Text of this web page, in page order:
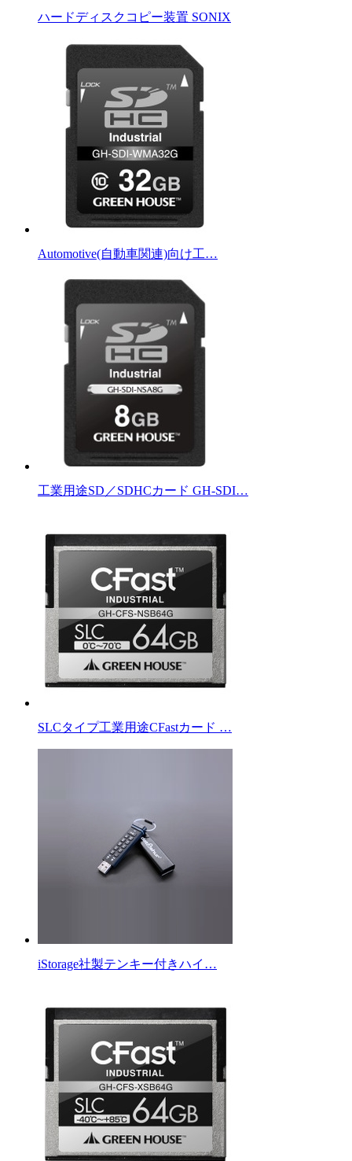
ハードディスクコピー装置 SONIX
Automotive(自動車関連)向け工…
工業用途SD／SDHCカード GH-SDI…
SLCタイプ工業用途CFastカード …
iStorage社製テンキー付きハイ…